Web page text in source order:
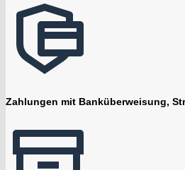
Zahlungen mit Banküberweisung,